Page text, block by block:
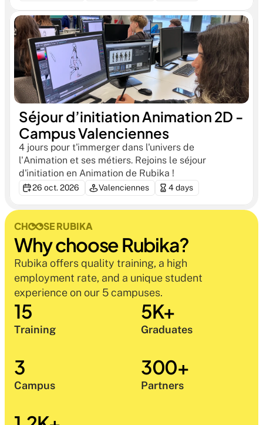
Séjour d’initiation Animation 2D -
Campus Valenciennes
4 jours pour t'immerger dans l'univers de
l'Animation et ses métiers. Rejoins le séjour
d'initiation en Animation de Rubika !
26 oct. 2026 Valenciennes 4 days
CH SE RUBIKA
Why choose Rubika?
Rubika offers quality training, a high
employment rate, and a unique student
experience on our 5 campuses.
15
Training
5K+
Graduates
3
Campus
300+
Partners